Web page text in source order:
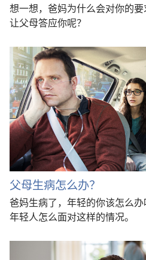
想一想，爸妈为什么会对你的
让父母答应你呢？
父母生病怎么办？
爸妈生病了，年轻的你该怎么
年轻人怎么面对这样的情况。